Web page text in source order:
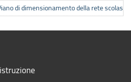
di dimensionamento della rete